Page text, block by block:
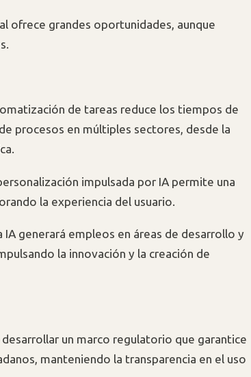
ofrece grandes oportunidades, aunque
de tareas reduce los tiempos de
procesos en múltiples sectores, desde la
impulsada por IA permite una
la experiencia del usuario.
generará empleos en áreas de desarrollo y
la innovación y la creación de
desarrollar un marco regulatorio que garantice
manteniendo la transparencia en el uso